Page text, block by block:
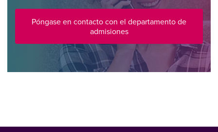
Póngase en contacto con el departamento de
admisiones